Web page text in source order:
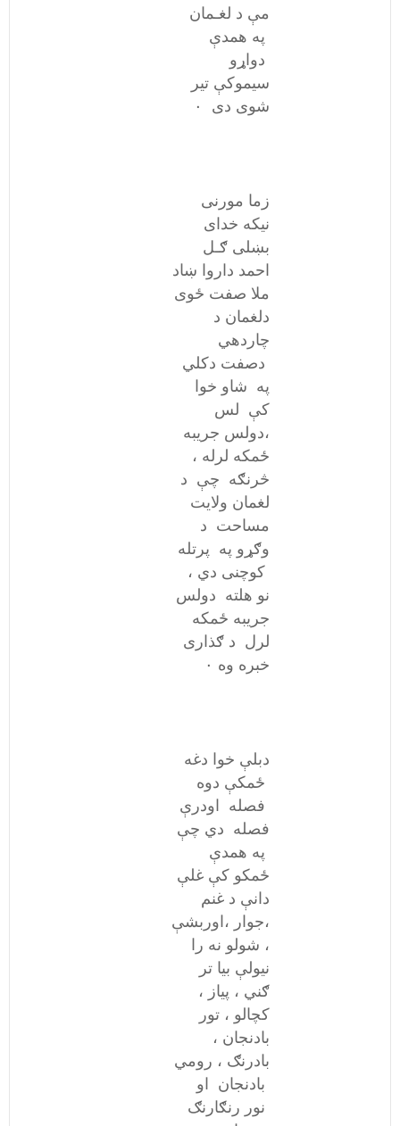
مې د لغـمان
په همدې
دواړو
سیموکې تیر
شوی دی ۰
زما مورنی
نیکه خدای
بښلی ګـل
احمد داروا ښاد
ملا صفت ځوی
دلغمان د
چاردهي
دصفت دکلي
په شاو خوا
کې لس
،دولس جریبه
ځمکه لرله ،
څرنګه چې د
لغمان ولایت
مساحت د
وګړو په پرتله
کوچنی دي ،
نو هلته دولس
جریبه ځمکه
لرل د ګذاری
خبره وه ۰
دبلې خوا دغه
ځمکې دوه
فصله اودرې
فصله دي چې
په همدې
ځمکو کې غلې
دانې د غنم
،جوار ،اوربشې
، شولو نه را
نیولې بیا تر
ګني ، پیاز ،
کچالو ، تور
بادنجان ،
بادرنګ ، رومي
بادنجان او
نور رنګارنګ